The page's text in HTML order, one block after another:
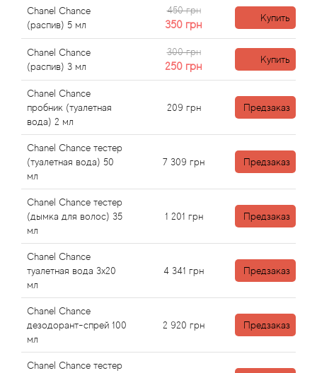
Chanel Chance
(распив) 5 мл
450 грн
350 грн
Купить
Chanel Chance
(распив) 3 мл
300 грн
250 грн
Купить
Chanel Chance
пробник (туалетная
вода) 2 мл
209 грн Предзаказ
Chanel Chance тестер
(туалетная вода) 50
мл
7 309 грн Предзаказ
Chanel Chance тестер
(дымка для волос) 35
мл
1 201 грн Предзаказ
Chanel Chance
туалетная вода 3x20
мл
4 341 грн Предзаказ
Chanel Chance
дезодорант-спрей 100
мл
2 920 грн Предзаказ
Chanel Chance тестер
Annick Goutal
Antonia's Flowers
Antonio Banderas
Antonio Puig
Antonio Visconti
Aquolina
Arabesque Perfumes
Arabiyat
Aramis
Ariana Grande